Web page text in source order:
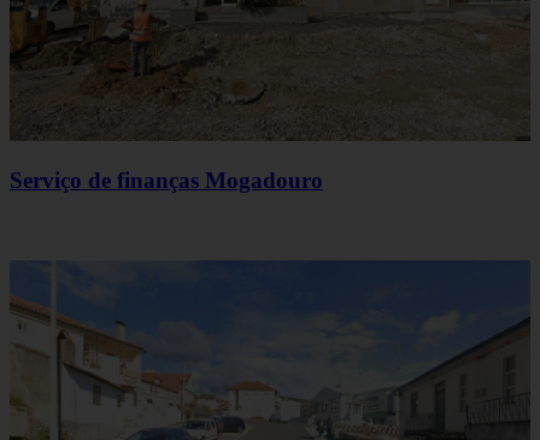
Serviço de finanças Mogadouro